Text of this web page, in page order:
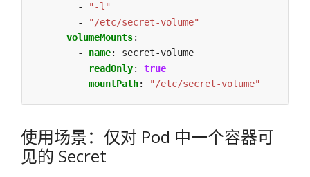
-
"-l"
-
"/etc/secret-volume"
volumeMounts:
- name:
secret-volume
readOnly:
true
mountPath: "/etc/secret-volume"
使用场景：仅对 Pod 中一个容器可
见的 Secret